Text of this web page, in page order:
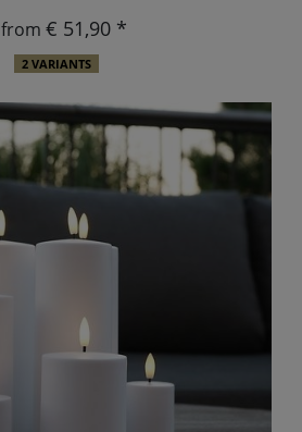
from € 51,90 *
2 VARIANTS